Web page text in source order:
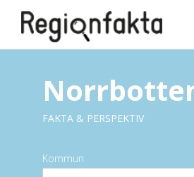
FAKTA & PERSPEKTIV
Kommun